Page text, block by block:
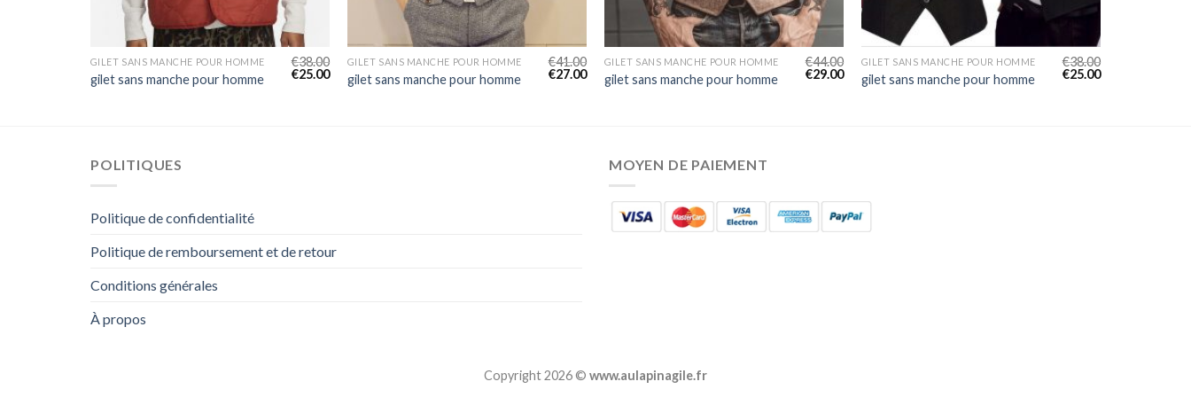
GILET SANS MANCHE POUR HOMME
gilet sans manche pour homme
€38.00
€25.00
GILET SANS MANCHE POUR HOMME
gilet sans manche pour homme
€41.00
€27.00
GILET SANS MANCHE POUR HOMME
gilet sans manche pour homme
€44.00
€29.00
GILET SANS MANCHE POUR HOMME
gilet sans manche pour homme
€38.00
€25.00
POLITIQUES
Politique de confidentialité
Politique de remboursement et de retour
Conditions générales
À propos
MOYEN DE PAIEMENT
Copyright 2026 © www.aulapinagile.fr